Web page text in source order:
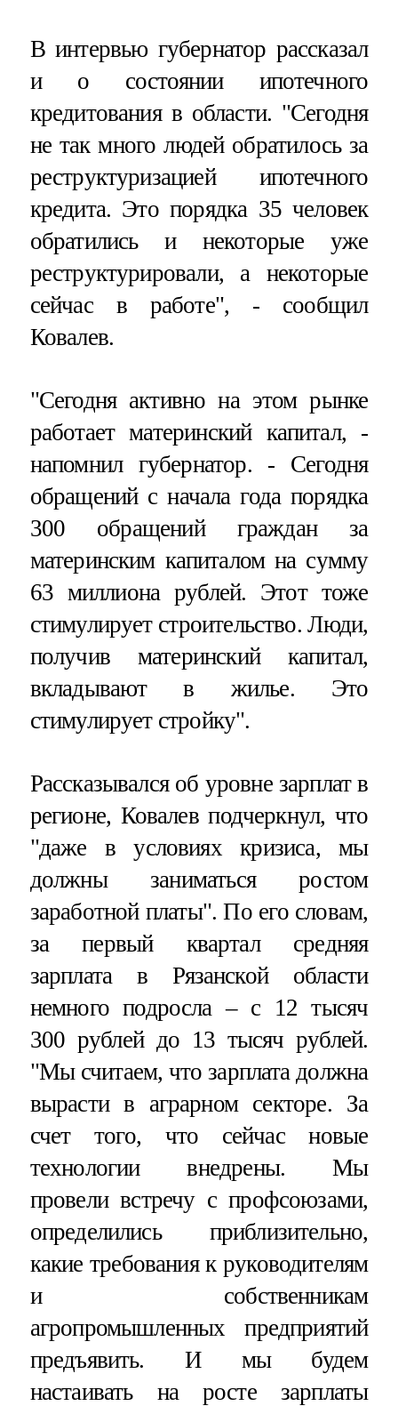
В интервью губернатор рассказал
и о состоянии ипотечного
кредитования в области. "Сегодня
не так много людей обратилось за
реструктуризацией ипотечного
кредита. Это порядка 35 человек
обратились и некоторые уже
реструктурировали, а некоторые
сейчас в работе", - сообщил
Ковалев.
"Сегодня активно на этом рынке
работает материнский капитал, -
напомнил губернатор. - Сегодня
обращений с начала года порядка
300 обращений граждан за
материнским капиталом на сумму
63 миллиона рублей. Этот тоже
стимулирует строительство. Люди,
получив материнский капитал,
вкладывают в жилье. Это
стимулирует стройку".
Рассказывался об уровне зарплат в
регионе, Ковалев подчеркнул, что
"даже в условиях кризиса, мы
должны заниматься ростом
заработной платы". По его словам,
за первый квартал средняя
зарплата в Рязанской области
немного подросла – с 12 тысяч
300 рублей до 13 тысяч рублей.
"Мы считаем, что зарплата должна
вырасти в аграрном секторе. За
счет того, что сейчас новые
технологии внедрены. Мы
провели встречу с профсоюзами,
определились приблизительно,
какие требования к руководителям
и собственникам
агропромышленных предприятий
предъявить. И мы будем
настаивать на росте зарплаты